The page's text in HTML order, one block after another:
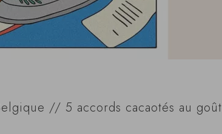
// 5 accords cacaotés au goût